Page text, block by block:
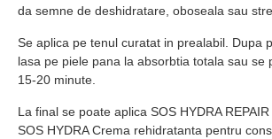
da semne de deshidratare, oboseala sau
Se aplica pe tenul curatat in prealabil. Dupa
lasa pe piele pana la absorbtia totala sau se
15-20 minute.
La final se poate aplica SOS HYDRA
SOS HYDRA Crema rehidratanta pentru